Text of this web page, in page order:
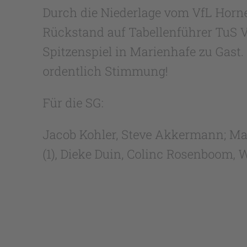
Durch die Niederlage vom VfL
Rückstand auf Tabellenführer TuS
Spitzenspiel in Marienhafe zu
ordentlich Stimmung!
Für die SG:
Jacob Kohler, Steve Akkermann;
(1), Dieke Duin, Colinc Rosenboom,